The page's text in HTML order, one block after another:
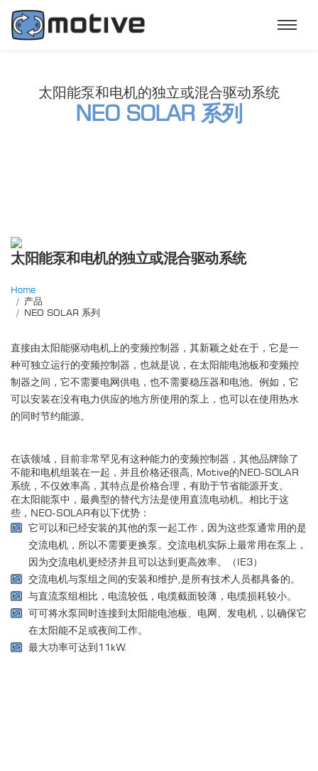
太阳能泵和电机的独立或混合驱动系统
NEO SOLAR 系列
太阳能泵和电机的独立或混合驱动系统
Home
产品
NEO SOLAR 系列
直接由太阳能驱动电机上的变频控制器，其新颖之处在于，它是一
种可独立运行的变频控制器，也就是说，在太阳能电池板和变频控
制器之间，它不需要电网供电，也不需要稳压器和电池。例如，它
可以安装在没有电力供应的地方所使用的泵上，也可以在使用热水
的同时节约能源。
在该领域，目前非常罕见有这种能力的变频控制器，其他品牌除了
不能和电机组装在一起，并且价格还很高, Motive的NEO-SOLAR
系统，不仅效率高，其特点是价格合理，有助于节省能源开支。
在太阳能泵中，最典型的替代方法是使用直流电动机。相比于这
些，NEO-SOLAR有以下优势：
它可以和已经安装的其他的泵一起工作，因为这些泵通常用的是
交流电机，所以不需要更换泵。交流电机实际上最常用在泵上，
因为交流电机更经济并且可以达到更高效率。（IE3）
交流电机与泵组之间的安装和维护,是所有技术人员都具备的。
与直流泵组相比，电流较低，电缆截面较薄，电缆损耗较小。
可可将水泵同时连接到太阳能电池板、电网、发电机，以确保它
在太阳能不足或夜间工作。
最大功率可达到11kW.